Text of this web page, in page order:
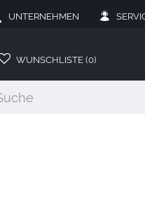
UNTERNEHMEN
WUNSCHLISTE (0)